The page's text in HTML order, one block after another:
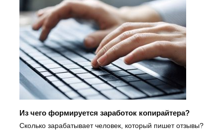
Из чего формируется заработок копирайтера?
Сколько зарабатывает человек, который пишет отзывы?